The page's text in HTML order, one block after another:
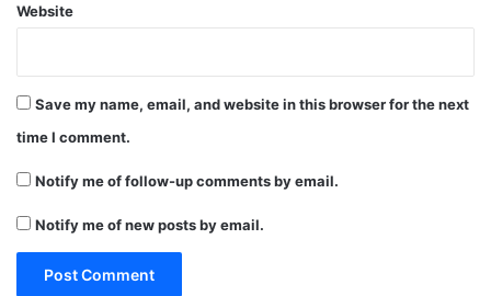
Website
Save my name, email, and website in this browser for the next
time I comment.
Notify me of follow-up comments by email.
Notify me of new posts by email.